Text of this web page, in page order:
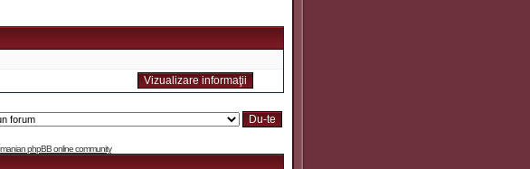
phpBB online community